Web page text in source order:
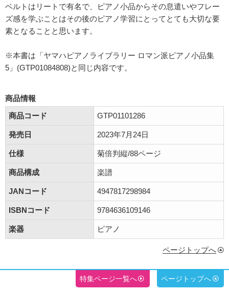
ベルトはリートで有名で、ピアノ小品からその息遣いやフレー
ズ感を学ぶことはその後のピアノ学習にとってとても大切な要
素となることと思います。
※本書は「ヤマハピアノライブラリー ロマン派ピアノ小品集
5」(GTP01084808)と同じ内容です。
商品情報
商品コード
GTP01101286
発売日 2023年7月24日
仕様 菊倍判縦/88ページ
商品構成 楽譜
JANコード 4947817298984
ISBNコード 9784636109146
楽器 ピアノ
ページトップへ
特集ページ一覧へ ページトップへ